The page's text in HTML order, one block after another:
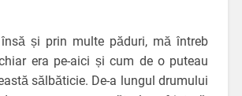
și prin multe păduri, mă întreb
era pe-aici și cum de o puteau
sălbăticie. De-a lungul drumului